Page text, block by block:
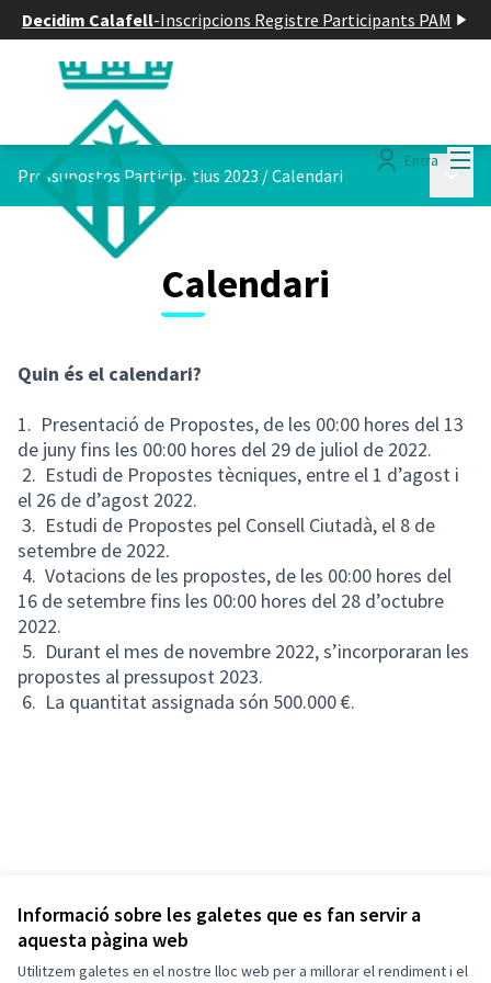
Informació sobre les galetes que es fan servir a
aquesta pàgina web
Utilitzem galetes en el nostre lloc web per a millorar el rendiment i el
Decidim Calafell-Inscripcions Registre Participants PAM
Entra
Pressupostos Participatius 2023 /Calendari
Calendari
Quin és el calendari?
1. Presentació de Propostes, de les 00:00 hores del 13
de juny fins les 00:00 hores del 29 de juliol de 2022.
2. Estudi de Propostes tècniques, entre el 1 d’agost i
el 26 de d’agost 2022.
3. Estudi de Propostes pel Consell Ciutadà, el 8 de
setembre de 2022.
4. Votacions de les propostes, de les 00:00 hores del
16 de setembre fins les 00:00 hores del 28 d’octubre
2022.
5. Durant el mes de novembre 2022, s’incorporaran les
propostes al pressupost 2023.
6. La quantitat assignada són 500.000 €.
Termes i condicions d'ús